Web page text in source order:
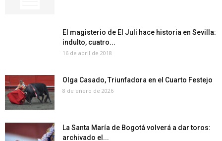
El magisterio de El Juli hace historia en Sevilla:
indulto, cuatro...
16 de abril de 2018
Olga Casado, Triunfadora en el Cuarto Festejo
8 de enero de 2026
La Santa María de Bogotá volverá a dar toros:
archivado el...